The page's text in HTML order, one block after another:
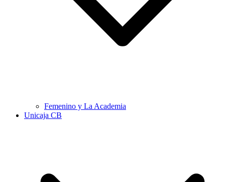
Femenino y La Academia
Unicaja CB